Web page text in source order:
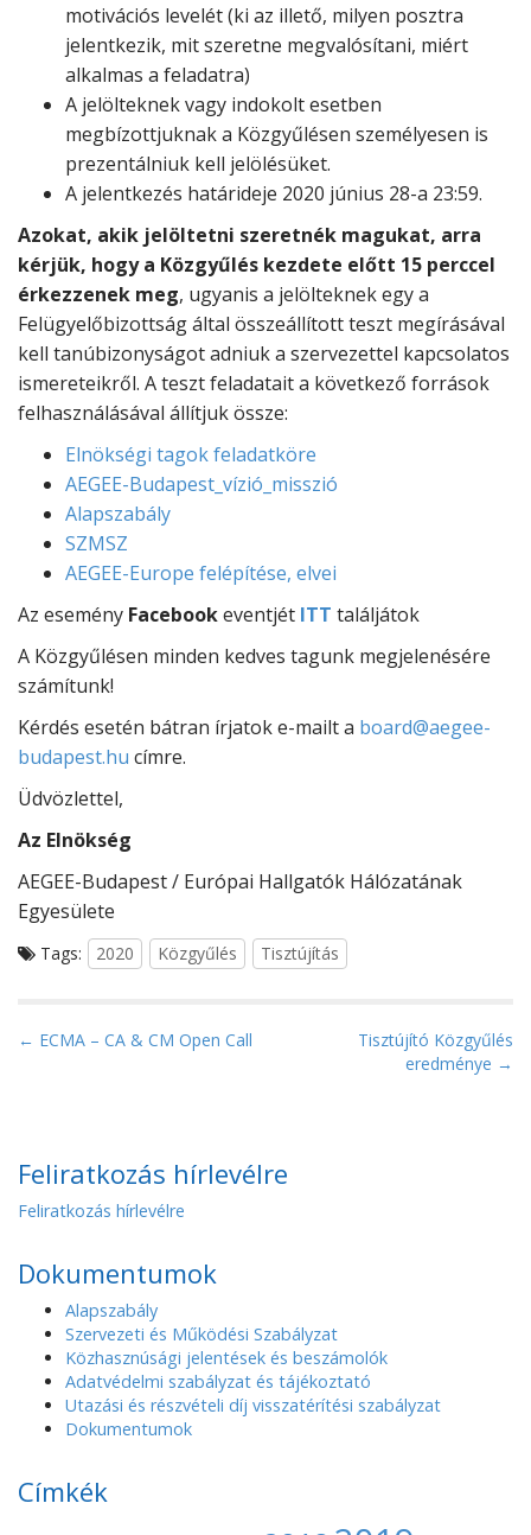
motivációs levelét (ki az illető, milyen posztra
jelentkezik, mit szeretne megvalósítani, miért
alkalmas a feladatra)
A jelölteknek vagy indokolt esetben
megbízottjuknak a Közgyűlésen személyesen is
prezentálniuk kell jelölésüket.
A jelentkezés határideje 2020 június 28-a 23:59.
Azokat, akik jelöltetni szeretnék magukat, arra
kérjük, hogy a Közgyűlés kezdete előtt 15 perccel
érkezzenek meg, ugyanis a jelölteknek egy a
Felügyelőbizottság által összeállított teszt megírásával
kell tanúbizonyságot adniuk a szervezettel kapcsolatos
ismereteikről. A teszt feladatait a következő források
felhasználásával állítjuk össze:
Elnökségi tagok feladatköre
AEGEE-Budapest_vízió_misszió
Alapszabály
SZMSZ
AEGEE-Europe felépítése, elvei
Az esemény Facebookeventjét ITT találjátok
A Közgyűlésen minden kedves tagunk megjelenésére
számítunk!
Kérdés esetén bátran írjatok e-mailt a board@aegee-
budapest.hu címre.
Üdvözlettel,
Az Elnökség
AEGEE-Budapest / Európai Hallgatók Hálózatának
Egyesülete
Tags: 2020 Közgyűlés Tisztújítás
P
n
a
v
i
g
← ECMA – CA & CM Open Call
Tisztújító Közgyűlés
eredménye →
Feliratkozás hírlevélre
Feliratkozás hírlevélre
Dokumentumok
Alapszabály
Szervezeti és Működési Szabályzat
Közhasznúsági jelentések és beszámolók
Adatvédelmi szabályzat és tájékoztató
Utazási és részvételi díj visszatérítési szabályzat
Dokumentumok
Címkék